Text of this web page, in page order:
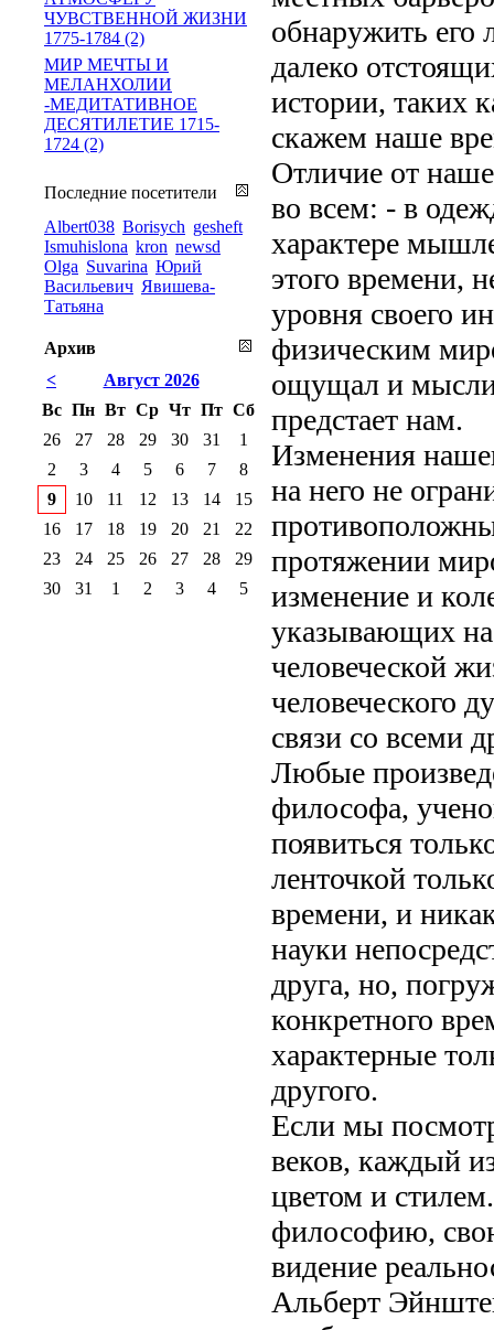
обнаружить его
далеко
истории, таких
скажем наше
Отличие от
во всем: - в
характере
этого времени,
уровня своего
физическим
ощущал и
предстает нам.
Изменения
на него не
протяжении
изменение и
указывающих
человеческой
человеческого
связи со всеми
Любые
философа,
появиться
ленточкой
времени, и
науки
друга, но,
конкретного
характерные
другого.
Если мы
веков, каждый
цветом и
философию,
видение
Альберт
ЧУВСТВЕННОЙ ЖИЗНИ
1775-1784 (2)
МИР МЕЧТЫ И
МЕЛАНХОЛИИ
-МЕДИТАТИВНОЕ
ДЕСЯТИЛЕТИЕ 1715-
1724 (2)
Последние посетители
Albert038 Borisych gesheft
Ismuhislona kron newsd
Olga Suvarina Юрий
Васильевич Явишева-
Татьяна
Архив
<
Август 2026
Вс Пн Вт Ср Чт Пт Сб
26
27 28 29 30 31
1
2
3 4 5 6 7
8
9
10 11 12 13 14
15
16
17 18 19 20 21
22
23
24 25 26 27 28
29
30
31 1 2 3 4 5